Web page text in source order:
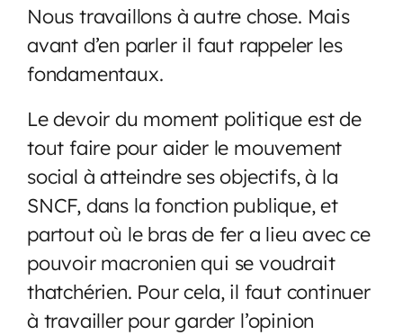
Nous travaillons à autre chose. Mais
avant d’en parler il faut rappeler les
fondamentaux.
Le devoir du moment politique est de
tout faire pour aider le mouvement
social à atteindre ses objectifs, à la
SNCF, dans la fonction publique, et
partout où le bras de fer a lieu avec ce
pouvoir macronien qui se voudrait
thatchérien. Pour cela, il faut continuer
à travailler pour garder l’opinion